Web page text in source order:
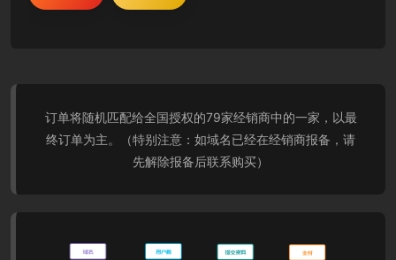
订单将随机匹配给全国授权的79家经销商中的一家，以最
终订单为主。（特别注意：如域名已经在经销商报备，请
先解除报备后联系购买）